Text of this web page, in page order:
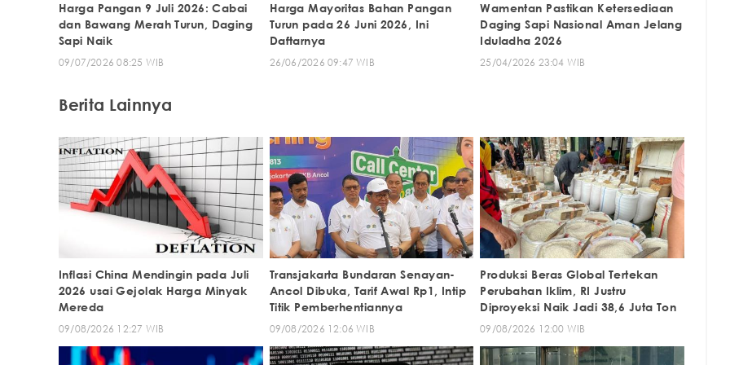
Harga Pangan 9 Juli 2026: Cabai
dan Bawang Merah Turun, Daging
Sapi Naik
09/07/2026 08:25 WIB
Harga Mayoritas Bahan Pangan
Turun pada 26 Juni 2026, Ini
Daftarnya
26/06/2026 09:47 WIB
Wamentan Pastikan Ketersediaan
Daging Sapi Nasional Aman Jelang
Iduladha 2026
25/04/2026 23:04 WIB
Berita Lainnya
Inflasi China Mendingin pada Juli
2026 usai Gejolak Harga Minyak
Mereda
09/08/2026 12:27 WIB
Transjakarta Bundaran Senayan-
Ancol Dibuka, Tarif Awal Rp1, Intip
Titik Pemberhentiannya
09/08/2026 12:06 WIB
Produksi Beras Global Tertekan
Perubahan Iklim, RI Justru
Diproyeksi Naik Jadi 38,6 Juta Ton
09/08/2026 12:00 WIB